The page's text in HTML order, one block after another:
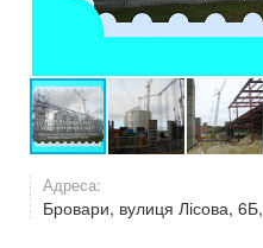
Адреса:
Бровари, вулиця Лісова, 6Б,